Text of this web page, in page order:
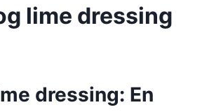
lime dressing
dressing: En